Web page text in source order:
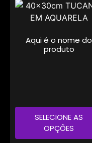
Aqui é o nome do
produto
SELECIONE AS
OPÇÕES